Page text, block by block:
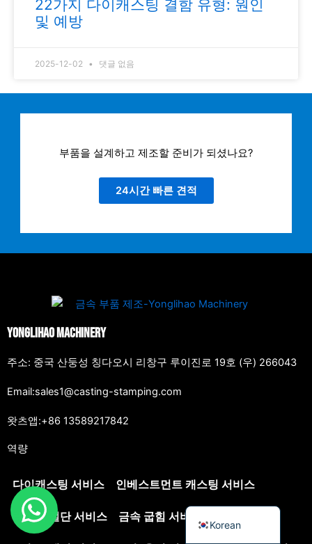
22가지 다이캐스팅 결함 유형: 원인
및 예방
2025-12-02 댓글 없음
부품을 설계하고 제조할 준비가 되셨나요?
24시간 빠른 견적
Yonglihao Machinery
주소: 중국 산둥성 칭다오시 리창구 루이진로 19호 (우) 266043
Email:sales1@casting-stamping.com
왓츠앱:+86 13589217842
역량
다이캐스팅 서비스 인베스트먼트 캐스팅 서비스
레이저 절단 서비스 금속 굽힘 서비스
Korean
Arabic
Indonesian